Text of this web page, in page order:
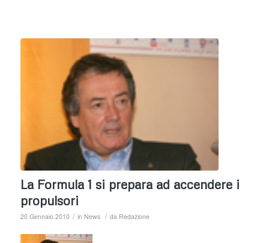
La Formula 1 si prepara ad accendere i
propulsori
20 Gennaio 2010 / in News / da Redazione